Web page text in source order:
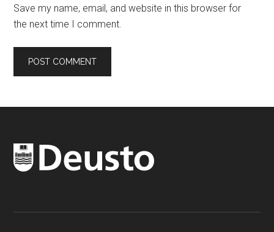
Save my name, email, and website in this browser for
the next time I comment.